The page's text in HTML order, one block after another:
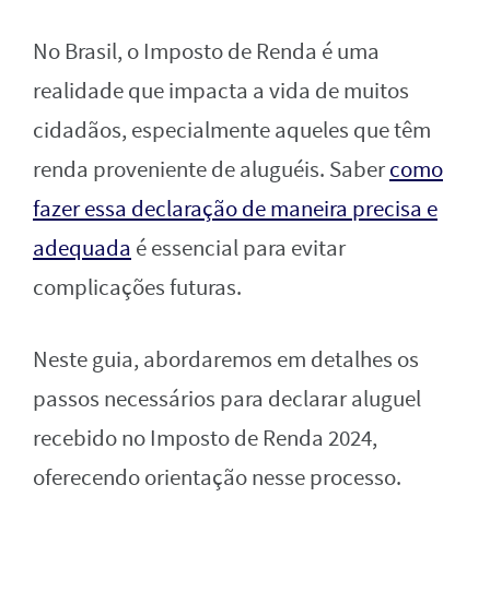
No Brasil, o Imposto de Renda é uma
realidade que impacta a vida de muitos
cidadãos, especialmente aqueles que têm
renda proveniente de aluguéis. Sabercomo
fazer essa declaração de maneira precisa e
adequada é essencial para evitar
complicações futuras.
Neste guia, abordaremos em detalhes os
passos necessários para declarar aluguel
recebido no Imposto de Renda 2024,
oferecendo orientação nesse processo.